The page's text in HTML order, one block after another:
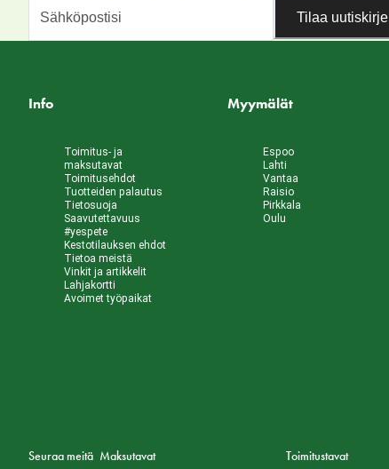
Tilaa uutiskirje
Info
Toimitus- ja
maksutavat
Toimitusehdot
Tuotteiden palautus
Tietosuoja
Saavutettavuus
#yespete
Kestotilauksen ehdot
Tietoa meistä
Vinkit ja artikkelit
Lahjakortti
Avoimet työpaikat
Myymälät
Espoo
Lahti
Vantaa
Raisio
Pirkkala
Oulu
Seuraa meitä Maksutavat Toimitustavat